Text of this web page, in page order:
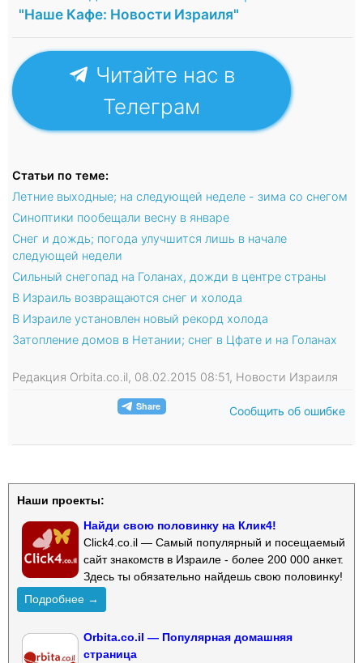
"Наше Кафе: Новости Израиля"
Читайте нас в
Телеграм
Статьи по теме:
Летние выходные; на следующей неделе - зима со снегом
Синоптики пообещали весну в январе
Снег и дождь; погода улучшится лишь в начале
следующей недели
Сильный снегопад на Голанах, дожди в центре страны
В Израиль возвращаются снег и холода
В Израиле установлен новый рекорд холода
Затопление домов в Нетании; снег в Цфате и на Голанах
Редакция Orbita.co.il, 08.02.2015 08:51, Новости Израиля
Сообщить об ошибке
Наши проекты:
Найди свою половинку на Клик4!
Click4.co.il — Самый популярный и посещаемый
сайт знакомств в Израиле - более 200 000 анкет.
Здесь ты обязательно найдешь свою половинку!
Подробнее →
Orbita.co.il — Популярная домашняя
страница